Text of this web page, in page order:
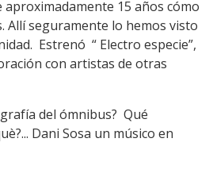
Link
aproximadamente 15 años cómo
Allí seguramente lo hemos visto
Estrenó “ Electro especie”,
con artistas de otras
del ómnibus? Qué
Dani Sosa un músico en